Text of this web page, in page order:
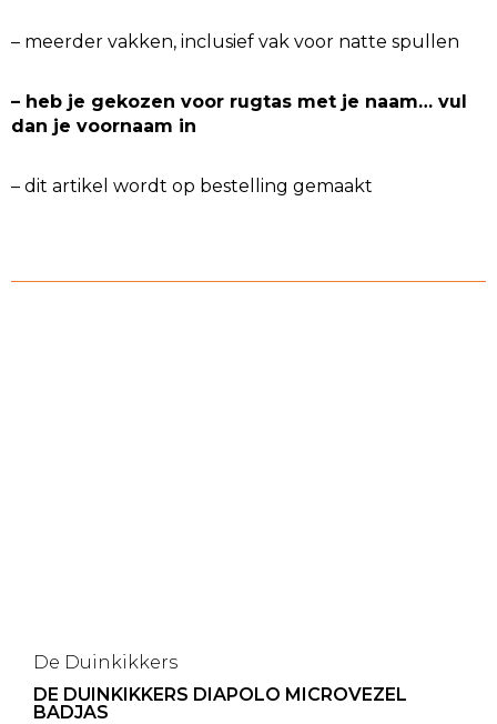
– meerder vakken, inclusief vak voor natte spullen
– heb je gekozen voor rugtas met je naam… vul
dan je voornaam in
– dit artikel wordt op bestelling gemaakt
De Duinkikkers
DE DUINKIKKERS DIAPOLO MICROVEZEL
BADJAS